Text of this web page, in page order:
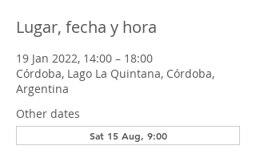
Lugar, fecha y hora
19 Jan 2022, 14:00 – 18:00
Córdoba, Lago La Quintana, Córdoba,
Argentina
Other dates
Sat 15 Aug, 9:00